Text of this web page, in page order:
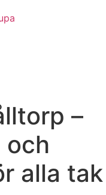
–
och
alla tak